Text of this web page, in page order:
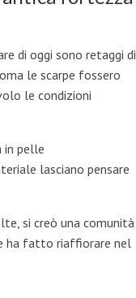
di oggi sono retaggi di
le scarpe fossero
le condizioni
in pelle
lasciano pensare
si creò una comunità
ha fatto riaffiorare nel